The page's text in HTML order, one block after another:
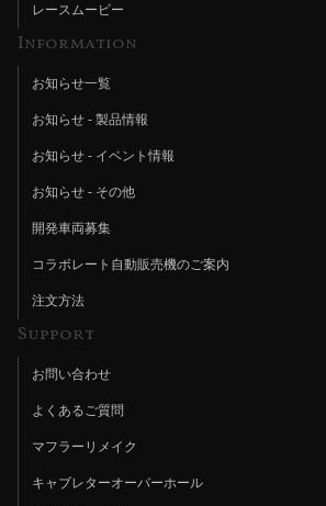
レースムービー
Information
お知らせ一覧
お知らせ - 製品情報
お知らせ - イベント情報
お知らせ - その他
開発車両募集
コラボレート自動販売機のご案内
注文方法
Support
お問い合わせ
よくあるご質問
マフラーリメイク
キャブレターオーバーホール